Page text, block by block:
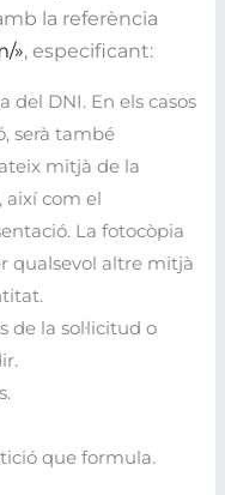
la referència
», especificant:
del DNI. En els casos
serà també
mitjà de la
així com el
La fotocòpia
qualsevol altre mitjà
de la sol·licitud o
que formula.